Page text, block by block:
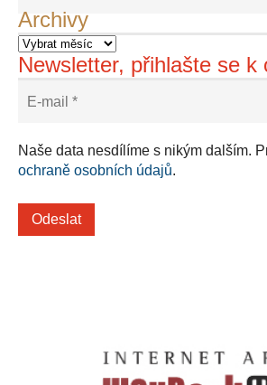
Archivy
Newsletter, přihlašte se k
Naše data nesdílíme s nikým dalším.
ochraně osobních údajů.